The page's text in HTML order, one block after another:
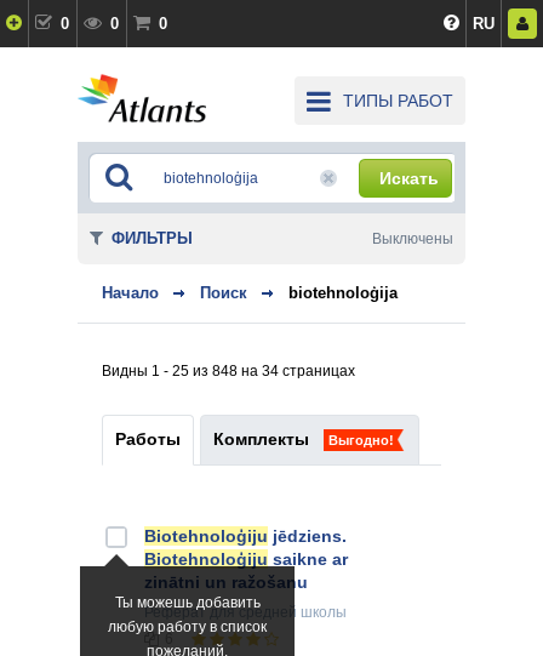
0 0 0 RU
ТИПЫ РАБОТ
Искать
Начало Поиск biotehnoloģija
Видны 1 - 25 из 848 на 34 страницах
Работы Комплекты Выгодно!
Ты можешь добавить
любую работу в список
пожеланий.
Biotehnoloģiju jēdziens.
Biotehnoloģiju saikne ar
zinātni un ražošanu
Рефератдля средней школы
ФИЛЬТРЫ Выключены